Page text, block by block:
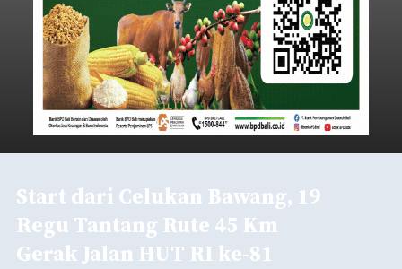
Start dari Celukan Bawang, 19
Regu Tantang Rute 45 Km
Gerak Jalan HUT RI ke-81